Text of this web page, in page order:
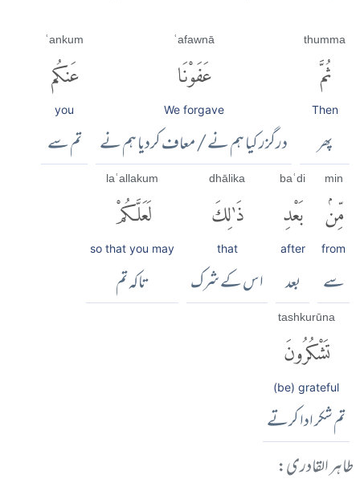
thumma
ثُمَّ
Then
پھر
ʿafawnā
عَفَوْنَا
We forgave
درگزر کیا ہم نے / معاف کردیا ہم نے
ʿankum
عَنكُم
you
تم سے
min
مِّنۢ
from
سے
baʿdi
بَعْدِ
after
بعد
dhālika
ذَٰلِكَ
that
اس کے شرک
laʿallakum
لَعَلَّكُمْ
so that you may
تاکہ تم
tashkurūna
تَشْكُرُونَ
(be) grateful
تم شکر ادا کرتے
طاہر القادری: